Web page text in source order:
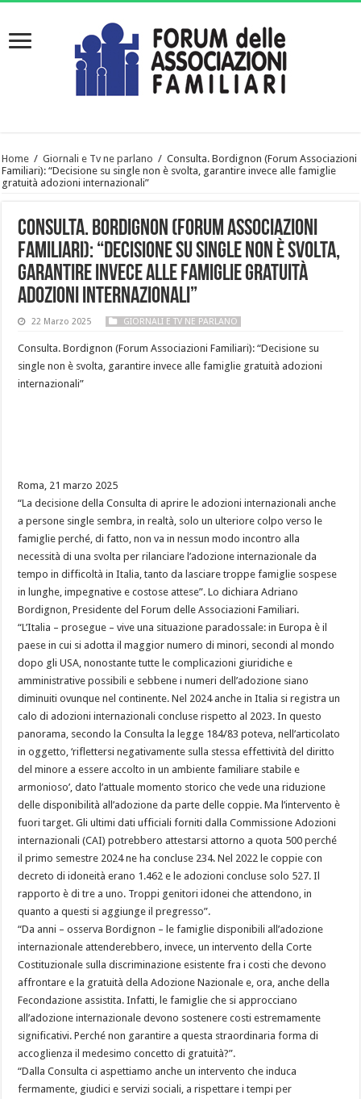
Home / Giornali e Tv ne parlano / Consulta. Bordignon (Forum Associazioni
Familiari): “Decisione su single non è svolta, garantire invece alle famiglie
gratuità adozioni internazionali”
Consulta. Bordignon (Forum Associazioni
Familiari): “Decisione su single non è svolta,
garantire invece alle famiglie gratuità
adozioni internazionali”
22 Marzo 2025 GIORNALI E TV NE PARLANO
Consulta. Bordignon (Forum Associazioni Familiari): “Decisione su
single non è svolta, garantire invece alle famiglie gratuità adozioni
internazionali”
Roma, 21 marzo 2025
“La decisione della Consulta di aprire le adozioni internazionali anche
a persone single sembra, in realtà, solo un ulteriore colpo verso le
famiglie perché, di fatto, non va in nessun modo incontro alla
necessità di una svolta per rilanciare l’adozione internazionale da
tempo in difficoltà in Italia, tanto da lasciare troppe famiglie sospese
in lunghe, impegnative e costose attese”. Lo dichiara Adriano
Bordignon, Presidente del Forum delle Associazioni Familiari.
“L’Italia – prosegue – vive una situazione paradossale: in Europa è il
paese in cui si adotta il maggior numero di minori, secondi al mondo
dopo gli USA, nonostante tutte le complicazioni giuridiche e
amministrative possibili e sebbene i numeri dell’adozione siano
diminuiti ovunque nel continente. Nel 2024 anche in Italia si registra un
calo di adozioni internazionali concluse rispetto al 2023. In questo
panorama, secondo la Consulta la legge 184/83 poteva, nell’articolato
in oggetto, ‘riflettersi negativamente sulla stessa effettività del diritto
del minore a essere accolto in un ambiente familiare stabile e
armonioso’, dato l’attuale momento storico che vede una riduzione
delle disponibilità all’adozione da parte delle coppie. Ma l’intervento è
fuori target. Gli ultimi dati ufficiali forniti dalla Commissione Adozioni
internazionali (CAI) potrebbero attestarsi attorno a quota 500 perché
il primo semestre 2024 ne ha concluse 234. Nel 2022 le coppie con
decreto di idoneità erano 1.462 e le adozioni concluse solo 527. Il
rapporto è di tre a uno. Troppi genitori idonei che attendono, in
quanto a questi si aggiunge il pregresso”.
“Da anni – osserva Bordignon – le famiglie disponibili all’adozione
internazionale attenderebbero, invece, un intervento della Corte
Costituzionale sulla discriminazione esistente fra i costi che devono
affrontare e la gratuità della Adozione Nazionale e, ora, anche della
Fecondazione assistita. Infatti, le famiglie che si approcciano
all’adozione internazionale devono sostenere costi estremamente
significativi. Perché non garantire a questa straordinaria forma di
accoglienza il medesimo concetto di gratuità?”.
“Dalla Consulta ci aspettiamo anche un intervento che induca
fermamente, giudici e servizi sociali, a rispettare i tempi per